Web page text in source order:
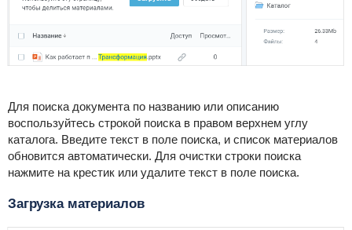
Для поиска документа по названию или описанию
воспользуйтесь строкой поиска в правом верхнем углу
каталога. Введите текст в поле поиска, и список материалов
обновится автоматически. Для очистки строки поиска
нажмите на крестик или удалите текст в поле поиска.
Загрузка материалов